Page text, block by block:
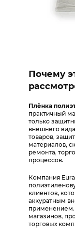
Почему
Плёнка
практичный
только
внешнего
товаров,
материалов,
ремонта,
процессов.
Компания
клиентов,
аккуратным
применением.
магазинов,
торговых